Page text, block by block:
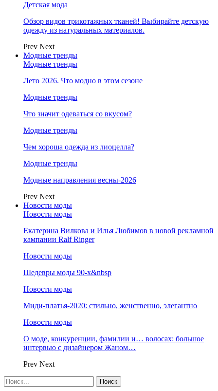
Детская мода
Обзор видов трикотажных тканей! Выбирайте детскую
одежду из натуральных материалов.
Prev Next
Модные тренды
Модные тренды
Лето 2026. Что модно в этом сезоне
Модные тренды
Что значит одеваться со вкусом?
Модные тренды
Чем хороша одежда из лиоцелла?
Модные тренды
Модные направления весны-2026
Prev Next
Новости моды
Новости моды
Екатерина Вилкова и Илья Любимов в новой рекламной
кампании Ralf Ringer
Новости моды
Шедевры моды 90-х&nbsp
Новости моды
Миди-платья-2020: стильно, женственно, элегантно
Новости моды
О моде, конкуренции, фамилии и… волосах: большое
интервью с дизайнером Жаном…
Prev Next